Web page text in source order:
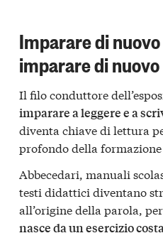
Imparare di
imparare di
Il filo conduttore
imparare a leggere e a
diventa chiave di lettura
profondo della
Abbecedari, manuali
testi didattici diventano
all’origine della parola,
nasce da un esercizio